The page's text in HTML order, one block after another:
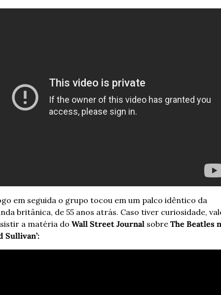
em seguida o grupo tocou em um palco idêntico da
britânica, de 55 anos atrás. Caso tiver curiosidade,
a matéria do Wall Street Journal sobre The Beatles
Sullivan’: